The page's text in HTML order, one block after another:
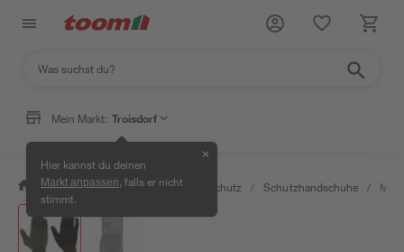
Mein Markt: Troisdorf
Hier kannst du deinen
Markt anpassen , falls er nicht
stimmt.
✕
/ Bauen & Renovieren / Arbeitsschutz / Schutzhandschuhe /